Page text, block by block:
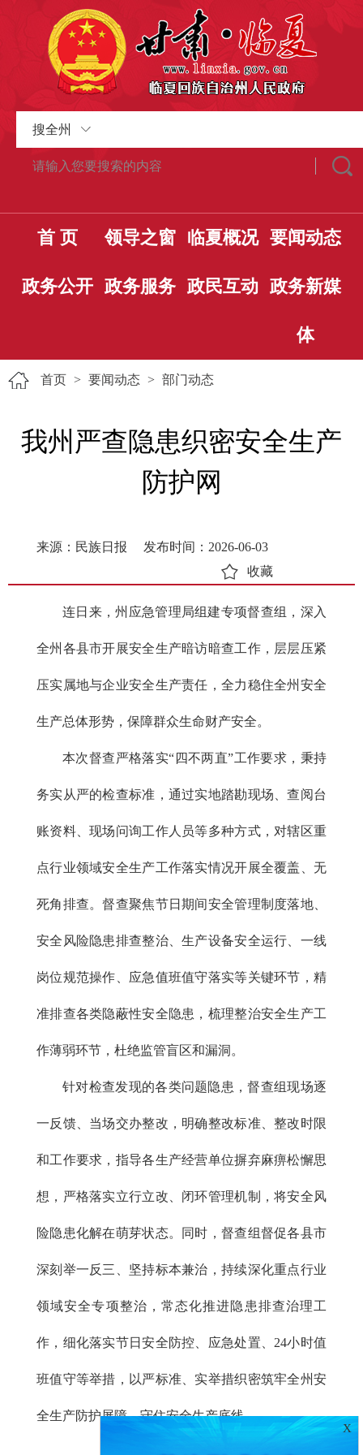
搜全州
首 页 领导之窗 临夏概况 要闻动态
政务公开 政务服务 政民互动 政务新媒
体
首页 > 要闻动态 > 部门动态
我州严查隐患织密安全生产
防护网
来源：民族日报
发布时间：2026-06-03
收藏
连日来，州应急管理局组建专项督查组，深入
全州各县市开展安全生产暗访暗查工作，层层压紧
压实属地与企业安全生产责任，全力稳住全州安全
生产总体形势，保障群众生命财产安全。
本次督查严格落实“四不两直”工作要求，秉持
务实从严的检查标准，通过实地踏勘现场、查阅台
账资料、现场问询工作人员等多种方式，对辖区重
点行业领域安全生产工作落实情况开展全覆盖、无
死角排查。督查聚焦节日期间安全管理制度落地、
安全风险隐患排查整治、生产设备安全运行、一线
岗位规范操作、应急值班值守落实等关键环节，精
准排查各类隐蔽性安全隐患，梳理整治安全生产工
作薄弱环节，杜绝监管盲区和漏洞。
针对检查发现的各类问题隐患，督查组现场逐
一反馈、当场交办整改，明确整改标准、整改时限
和工作要求，指导各生产经营单位摒弃麻痹松懈思
想，严格落实立行立改、闭环管理机制，将安全风
险隐患化解在萌芽状态。同时，督查组督促各县市
深刻举一反三、坚持标本兼治，持续深化重点行业
领域安全专项整治，常态化推进隐患排查治理工
作，细化落实节日安全防控、应急处置、24小时值
班值守等举措，以严标准、实举措织密筑牢全州安
全生产防护屏障，守住安全生产底线。
X